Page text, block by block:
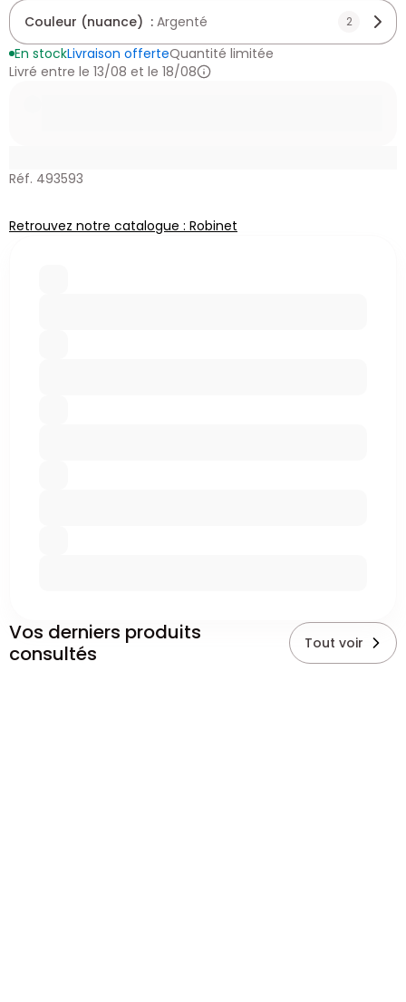
Couleur (nuance) : Argenté 2
En stockLivraison offerteQuantité limitée
Livré entre le 13/08 et le 18/08
Réf. 493593
Retrouvez notre catalogue : Robinet
Vos derniers produits
consultés
Tout voir